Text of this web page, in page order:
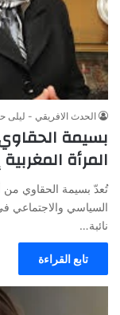
الحدث الافريقي -
بسيمة
المرأة
تُعدّ بسيمة الحقاوي من
السياسي والاجتماعي
نائبة…
تابع القراءة